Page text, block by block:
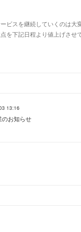
ビスを継続していくのは大
を下記日程より値上げさせ
13:16
のお知らせ